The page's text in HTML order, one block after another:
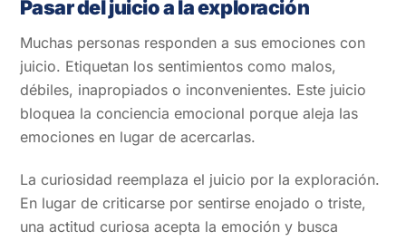
Pasar del juicio a la exploración
Muchas personas responden a sus emociones con
juicio. Etiquetan los sentimientos como malos,
débiles, inapropiados o inconvenientes. Este juicio
bloquea la conciencia emocional porque aleja las
emociones en lugar de acercarlas.
La curiosidad reemplaza el juicio por la exploración.
En lugar de criticarse por sentirse enojado o triste,
una actitud curiosa acepta la emoción y busca